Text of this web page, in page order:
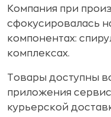
Компания при
сфокусировалась
компонентах:
комплексах.
Товары доступны
приложения
курьерской